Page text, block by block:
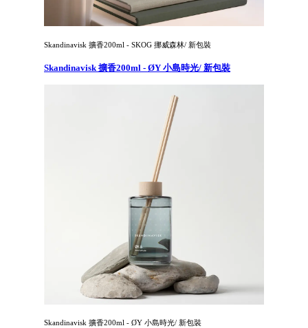
Skandinavisk 擴香200ml - SKOG 挪威森林/ 新包裝
Skandinavisk 擴香200ml - ØY 小島時光/ 新包裝
Skandinavisk 擴香200ml - ØY 小島時光/ 新包裝